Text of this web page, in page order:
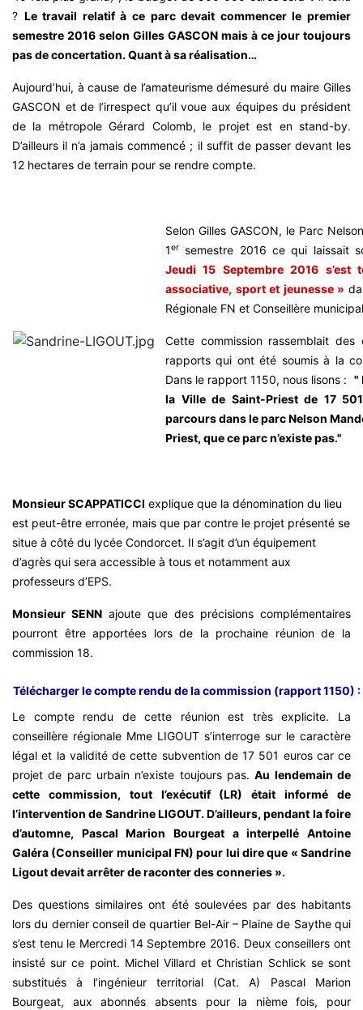
? Le travail relatif à ce parc devait commencer le premier
semestre 2016 selon Gilles GASCON mais à ce jour toujours
pas de concertation. Quant à sa réalisation…
Aujourd’hui, à cause de l’amateurisme démesuré du maire Gilles
GASCON et de l’irrespect qu’il voue aux équipes du président
de la métropole Gérard Colomb, le projet est en stand-by.
D’ailleurs il n’a jamais commencé ; il suffit de passer devant les
12 hectares de terrain pour se rendre compte.
Selon Gilles GASCON, le Parc
1er semestre 2016 ce qui laissait
Jeudi 15 Septembre 2016
associative, sport et jeunesse »
Régionale FN et Conseillère
Cette commission rassemblait
rapports qui ont été soumis à la
Dans le rapport 1150, nous lisons : "
la Ville de Saint-Priest de 17
parcours dans le parc Nelson
Priest, que ce parc n’existe pas."
Monsieur SCAPPATICCI explique que la dénomination du lieu
est peut-être erronée, mais que par contre le projet présenté se
situe à côté du lycée Condorcet. Il s’agit d’un équipement
d’agrès qui sera accessible à tous et notamment aux
professeurs d’EPS.
Monsieur SENN ajoute que des précisions complémentaires
pourront être apportées lors de la prochaine réunion de la
commission 18.
Télécharger le compte rendu de la commission (rapport 1150) :
Le compte rendu de cette réunion est très explicite. La
conseillère régionale Mme LIGOUT s’interroge sur le caractère
légal et la validité de cette subvention de 17 501 euros car ce
projet de parc urbain n’existe toujours pas.Au lendemain de
cette commission, tout l’exécutif (LR) était informé de
l’intervention de Sandrine LIGOUT. D’ailleurs, pendant la foire
d’automne, Pascal Marion Bourgeat a interpellé Antoine
Galéra (Conseiller municipal FN) pour lui dire que « Sandrine
Ligout devait arrêter de raconter des conneries ».
Des questions similaires ont été soulevées par des habitants
lors du dernier conseil de quartier Bel-Air – Plaine de Saythe qui
s’est tenu le Mercredi 14 Septembre 2016. Deux conseillers ont
insisté sur ce point. Michel Villard et Christian Schlick se sont
substitués à l’ingénieur territorial (Cat. A) Pascal Marion
Bourgeat, aux abonnés absents pour la nième fois, pour